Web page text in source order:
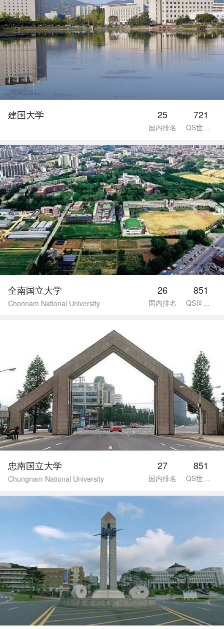
建国大学 721
QS世界排名
25
国内排名
全南国立大学
Chonnam National University
851
QS世界排名
26
国内排名
忠南国立大学
Chungnam National University
851
QS世界排名
27
国内排名